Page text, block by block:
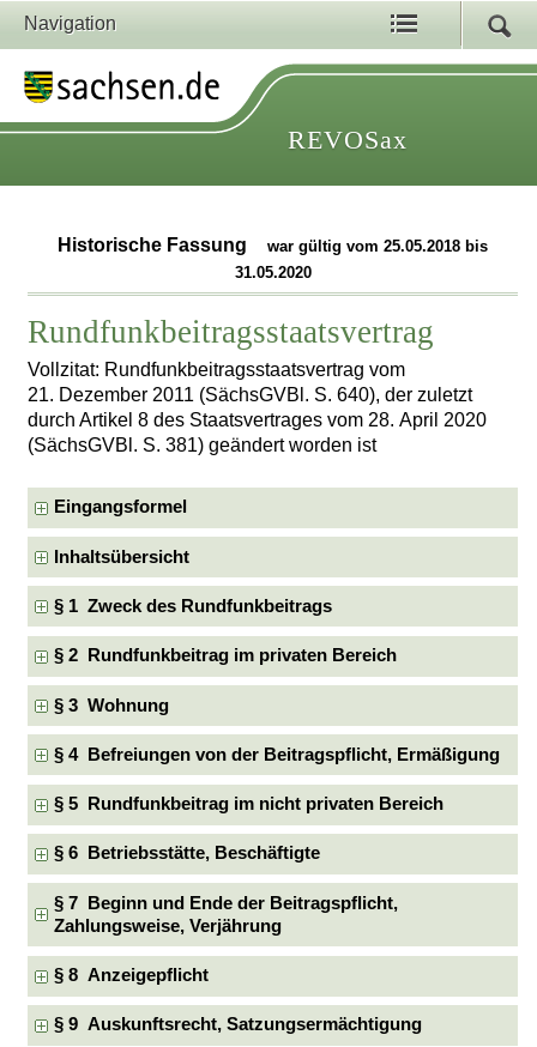
Navigation
REVOSax
Historische Fassung
war gültig vom 25.05.2018 bis
31.05.2020
Rundfunkbeitragsstaatsvertrag
Vollzitat: Rundfunkbeitragsstaatsvertrag vom
21. Dezember 2011 (SächsGVBl. S. 640), der zuletzt
durch Artikel 8 des Staatsvertrages vom 28. April 2020
(SächsGVBl. S. 381) geändert worden ist
Eingangsformel
Inhaltsübersicht
§ 1 Zweck des Rundfunkbeitrags
§ 2 Rundfunkbeitrag im privaten Bereich
§ 3 Wohnung
§ 4 Befreiungen von der Beitragspflicht, Ermäßigung
§ 5 Rundfunkbeitrag im nicht privaten Bereich
§ 6 Betriebsstätte, Beschäftigte
§ 7 Beginn und Ende der Beitragspflicht,
Zahlungsweise, Verjährung
§ 8 Anzeigepflicht
§ 9 Auskunftsrecht, Satzungsermächtigung